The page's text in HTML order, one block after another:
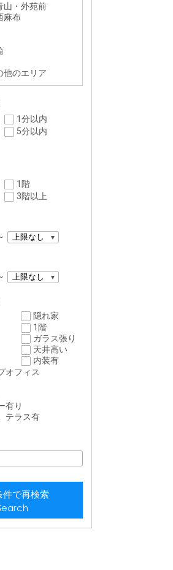
山・外苑前
麻布
他のエリア
1分以内
5分以内
1階
3階以上
隠れ家
1階
ガラス張り
天井高い
内装有
オフィス
有り
テラス有
件で再検索